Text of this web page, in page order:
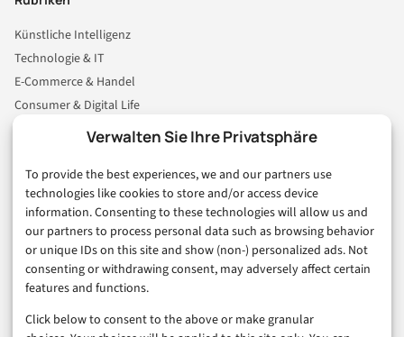
Verwalten Sie Ihre Privatsphäre
To provide the best experiences, we and our partners use
technologies like cookies to store and/or access device
information. Consenting to these technologies will allow us and
our partners to process personal data such as browsing behavior
or unique IDs on this site and show (non-) personalized ads. Not
consenting or withdrawing consent, may adversely affect certain
features and functions.
Click below to consent to the above or make granular
Künstliche Intelligenz
Technologie & IT
E-Commerce & Handel
Consumer & Digital Life
Business & Karriere
Sicherheit & Recht
Digitalisierung
Marketing
Magazin
Unsere Redaktion